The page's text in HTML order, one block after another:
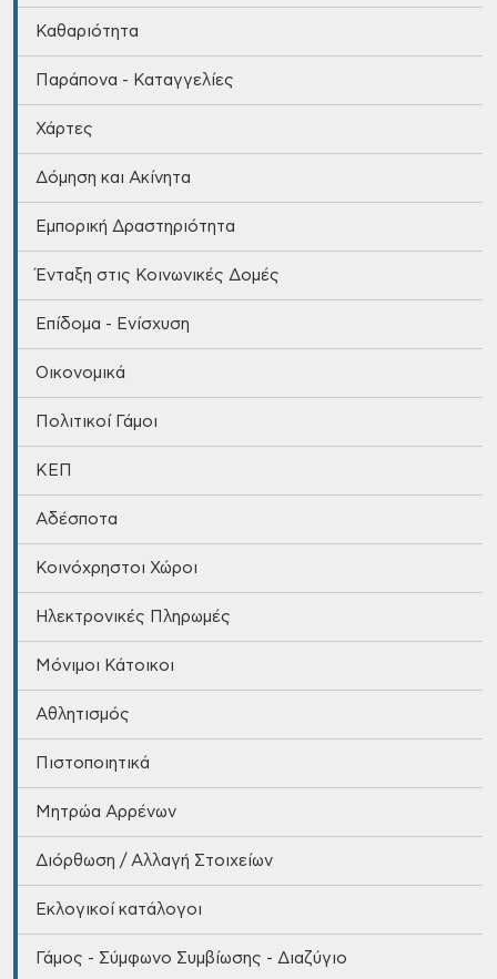
Καθαριότητα
Παράπονα - Καταγγελίες
Χάρτες
Δόμηση και Ακίνητα
Εμπορική Δραστηριότητα
Ένταξη στις Κοινωνικές Δομές
Επίδομα - Ενίσχυση
Οικονομικά
Πολιτικοί Γάμοι
ΚΕΠ
Αδέσποτα
Κοινόχρηστοι Χώροι
Ηλεκτρονικές Πληρωμές
Μόνιμοι Κάτοικοι
Αθλητισμός
Πιστοποιητικά
Μητρώα Αρρένων
Διόρθωση / Αλλαγή Στοιχείων
Εκλογικοί κατάλογοι
Γάμος - Σύμφωνο Συμβίωσης - Διαζύγιο